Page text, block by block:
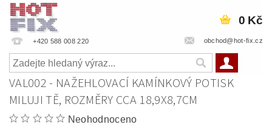
+420 588 008 220 obchod@hot-fix.cz
0 Kč
VAL002 - NAŽEHLOVACÍ KAMÍNKOVÝ POTISK
MILUJI TĚ, ROZMĚRY CCA 18,9X8,7CM
Neohodnoceno